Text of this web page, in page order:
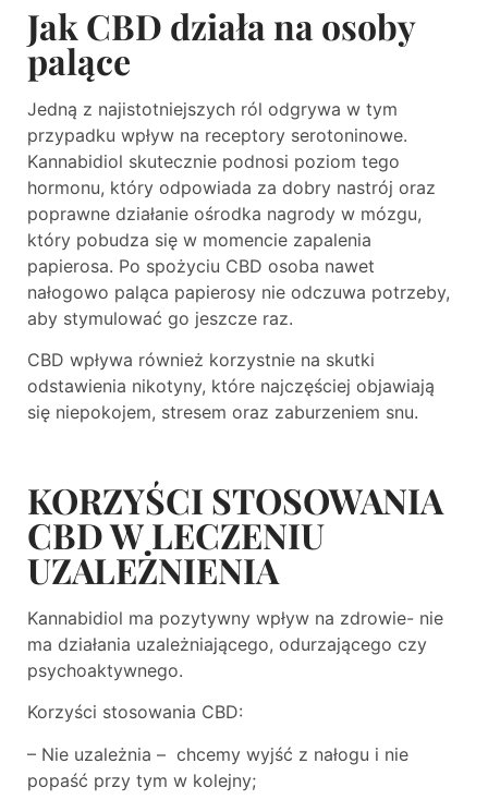
Jak CBD działa na osoby
palące
Jedną z najistotniejszych ról odgrywa w tym
przypadku wpływ na receptory serotoninowe.
Kannabidiol skutecznie podnosi poziom tego
hormonu, który odpowiada za dobry nastrój oraz
poprawne działanie ośrodka nagrody w mózgu,
który pobudza się w momencie zapalenia
papierosa. Po spożyciu CBD osoba nawet
nałogowo paląca papierosy nie odczuwa potrzeby,
aby stymulować go jeszcze raz.
CBD wpływa również korzystnie na skutki
odstawienia nikotyny, które najczęściej objawiają
się niepokojem, stresem oraz zaburzeniem snu.
KORZYŚCI STOSOWANIA
CBD W LECZENIU
UZALEŻNIENIA
Kannabidiol ma pozytywny wpływ na zdrowie- nie
ma działania uzależniającego, odurzającego czy
psychoaktywnego.
Korzyści stosowania CBD:
– Nie uzależnia – chcemy wyjść z nałogu i nie
popaść przy tym w kolejny;